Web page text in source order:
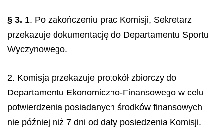
§ 3. 1. Po zakończeniu prac Komisji, Sekretarz
przekazuje dokumentację do Departamentu Sportu
Wyczynowego.
2. Komisja przekazuje protokół zbiorczy do
Departamentu Ekonomiczno-Finansowego w celu
potwierdzenia posiadanych środków finansowych
nie później niż 7 dni od daty posiedzenia Komisji.